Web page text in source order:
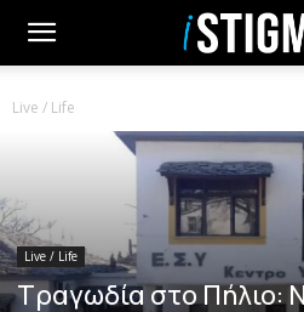
Live / Life
Live / Life
Τραγωδία στο Πήλιο: